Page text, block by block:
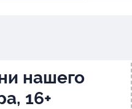
нашего
16+